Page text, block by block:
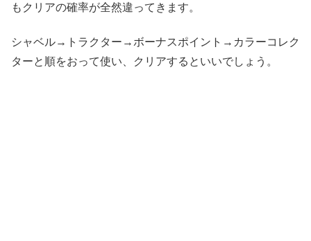
もクリアの確率が全然違ってきます。
シャベル→トラクター→ボーナスポイント→カラーコレク
ターと順をおって使い、クリアするといいでしょう。